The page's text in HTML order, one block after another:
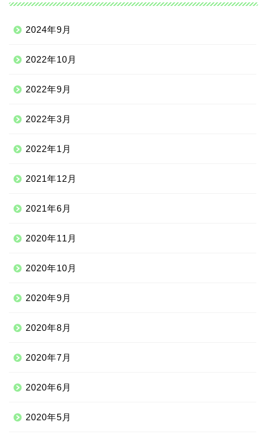
2024年9月
2022年10月
2022年9月
2022年3月
2022年1月
2021年12月
2021年6月
2020年11月
2020年10月
2020年9月
2020年8月
2020年7月
2020年6月
2020年5月